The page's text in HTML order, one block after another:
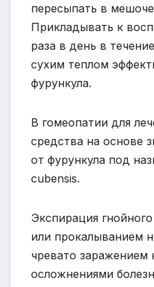
пересыпать в
Прикладывать к
раза в день в
сухим теплом
фурункула.
В гомеопатии для
средства на основе
от фурункула под
cubensis.
Экспирация
или прокалыванием
чревато заражением
осложнениями